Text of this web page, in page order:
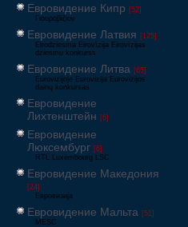
Евровидение Кипр [52]
Γιουροβίζιον
Евровидение Латвия [125]
Eirodziesma Eirovīzija Eirovīzijas
dziesmu konkurss
Евровидение Литва [65]
Eurovizijoje Eurovizija Eurovizijos
dainų konkursas
Евровидение
Лихтенштейн [6]
Евровидение
Люксембург [6]
RTL Luxembourg LSC
Евровидение Македония
[24]
Евровизија
Евровидение Мальта [51]
MESC